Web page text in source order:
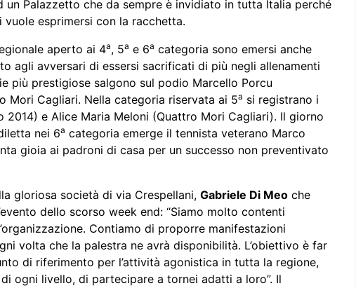
un Palazzetto che da sempre è invidiato in tutta Italia perché
esprimersi con la racchetta.
aperto ai 4a, 5a e 6a categoria sono emersi anche
agli avversari di essersi sacrificati di più negli allenamenti
più prestigiose salgono sul podio Marcello Porcu
Mori Cagliari. Nella categoria riservata ai 5a si registrano i
2014) e Alice Maria Meloni (Quattro Mori Cagliari). Il giorno
nei 6a categoria emerge il tennista veterano Marco
gioia ai padroni di casa per un successo non preventivato
gloriosa società di via Crespellani, Gabriele Di Meo che
dello scorso week end: “Siamo molto contenti
Contiamo di proporre manifestazioni
volta che la palestra ne avrà disponibilità. L’obiettivo è far
di riferimento per l’attività agonistica in tutta la regione,
ogni livello, di partecipare a tornei adatti a loro”. Il